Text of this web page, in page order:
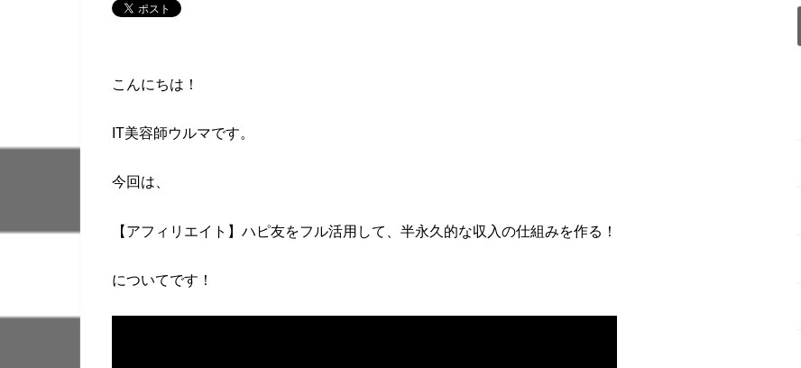
こんにちは！
IT美容師ウルマです。
今回は、
【アフィリエイト】ハピ友をフル活用して、半永久的な収入の仕組みを作る！
についてです！